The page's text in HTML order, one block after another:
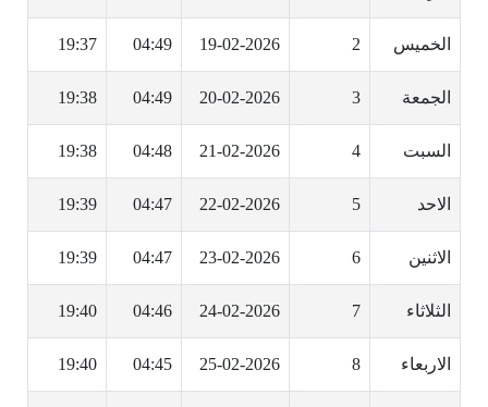
الخميس 2
19-02-2026
04:49
19:37
الجمعة 3
20-02-2026
04:49
19:38
السبت 4
21-02-2026
04:48
19:38
الاحد 5
22-02-2026
04:47
19:39
الاثنين 6
23-02-2026
04:47
19:39
الثلاثاء 7
24-02-2026
04:46
19:40
الاربعاء 8
25-02-2026
04:45
19:40